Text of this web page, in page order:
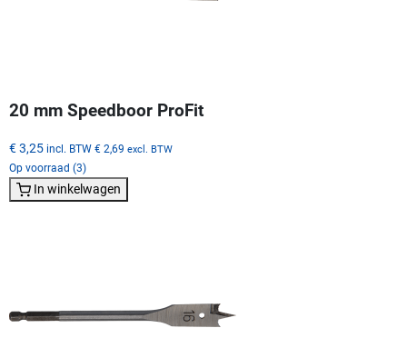
20 mm Speedboor ProFit
€ 3,25 incl. BTW € 2,69 excl. BTW
Op voorraad (3)
In winkelwagen